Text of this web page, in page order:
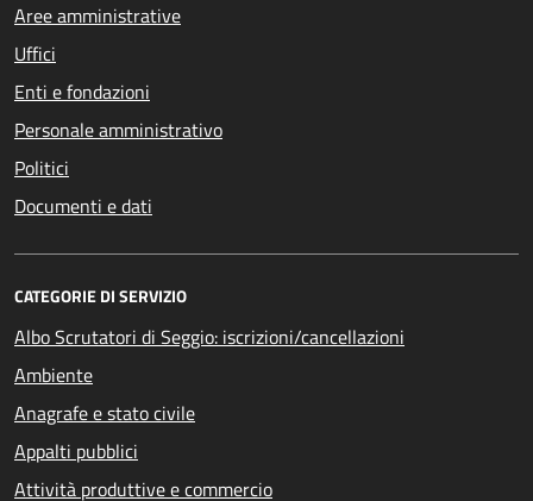
Aree amministrative
Uffici
Enti e fondazioni
Personale amministrativo
Politici
Documenti e dati
CATEGORIE DI SERVIZIO
Albo Scrutatori di Seggio: iscrizioni/cancellazioni
Ambiente
Anagrafe e stato civile
Appalti pubblici
Attività produttive e commercio